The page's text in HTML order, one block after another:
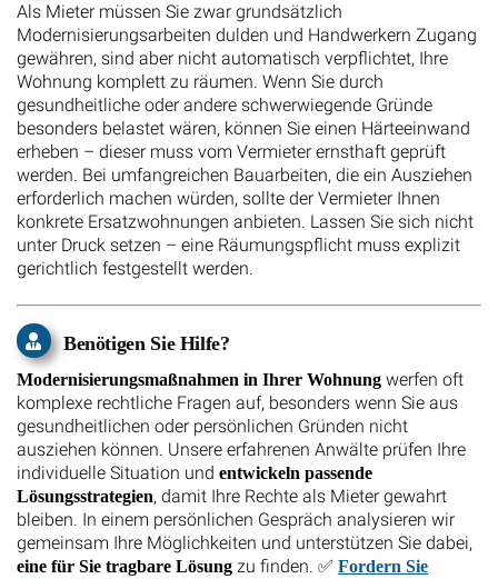
Als Mieter müssen Sie zwar grundsätzlich
Modernisierungsarbeiten dulden und Handwerkern Zugang
gewähren, sind aber nicht automatisch verpflichtet, Ihre
Wohnung komplett zu räumen. Wenn Sie durch
gesundheitliche oder andere schwerwiegende Gründe
besonders belastet wären, können Sie einen Härteeinwand
erheben – dieser muss vom Vermieter ernsthaft geprüft
werden. Bei umfangreichen Bauarbeiten, die ein Ausziehen
erforderlich machen würden, sollte der Vermieter Ihnen
konkrete Ersatzwohnungen anbieten. Lassen Sie sich nicht
unter Druck setzen – eine Räumungspflicht muss explizit
gerichtlich festgestellt werden.
Benötigen Sie Hilfe?
Modernisierungsmaßnahmen in Ihrer Wohnung werfen oft
komplexe rechtliche Fragen auf, besonders wenn Sie aus
gesundheitlichen oder persönlichen Gründen nicht
ausziehen können. Unsere erfahrenen Anwälte prüfen Ihre
individuelle Situation und entwickeln passende
Lösungsstrategien, damit Ihre Rechte als Mieter gewahrt
bleiben. In einem persönlichen Gespräch analysieren wir
gemeinsam Ihre Möglichkeiten und unterstützen Sie dabei,
eine für Sie tragbare Lösung zu finden. ✅ Fordern Sie